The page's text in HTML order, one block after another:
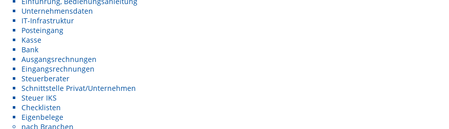
Unternehmensdaten
IT-Infrastruktur
Posteingang
Kasse
Bank
Ausgangsrechnungen
Eingangsrechnungen
Steuerberater
Schnittstelle Privat/Unternehmen
Steuer IKS
Checklisten
Eigenbelege
nach Branchen